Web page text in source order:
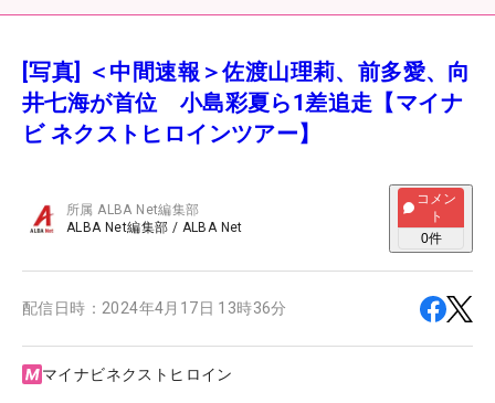
[写真] ＜中間速報＞佐渡山理莉、前多愛、向
井七海が首位 小島彩夏ら1差追走【マイナ
ビ ネクストヒロインツアー】
所属ALBA Net編集部
ALBA Net編集部 / ALBA Net
コメン
ト
0件
配信日時： 2024年4月17日 13時36分
マイナビネクストヒロイン